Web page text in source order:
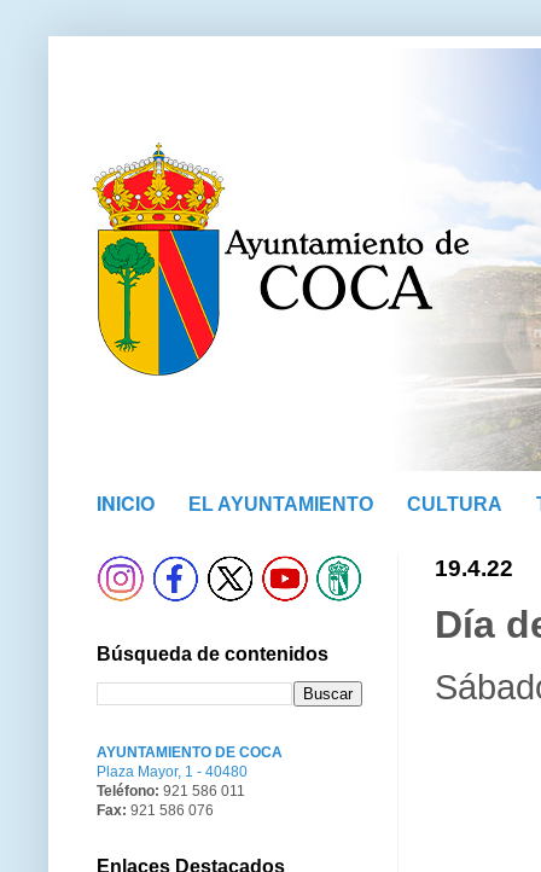
INICIO EL AYUNTAMIENTO CULTURA
19.4.22
Día
Búsqueda de contenidos
AYUNTAMIENTO DE COCA
Plaza Mayor, 1 - 40480
Teléfono: 921 586 011
Fax: 921 586 076
Enlaces Destacados